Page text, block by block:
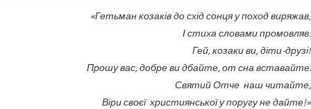
«Гетьман козаків до схід сонця у поход виряжав,
І стиха словами промовляв:
Гей, козаки ви, діти-друзі!
Прошу вас, добре ви дбайте, от сна вставайте.
Святий Отче наш читайте,
Віри своєї християнської у поругу не дайте!»